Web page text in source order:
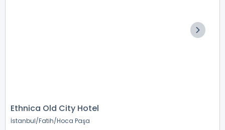
Ethnica Old City Hotel
İstanbul Fatih Hoca Paşa